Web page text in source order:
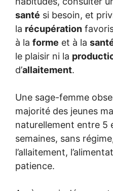
santé si besoin, et
la récupération
à la forme et à la
le plaisir ni la
d’allaitement.
Une sage-femme
majorité des jeunes
naturellement entre 5
semaines, sans
l’allaitement,
patience.